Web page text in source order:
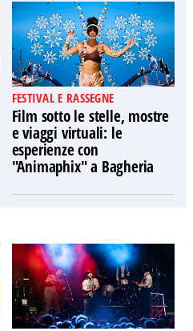
FESTIVAL E RASSEGNE
Film sotto le stelle, mostre
e viaggi virtuali: le
esperienze con
"Animaphix" a Bagheria